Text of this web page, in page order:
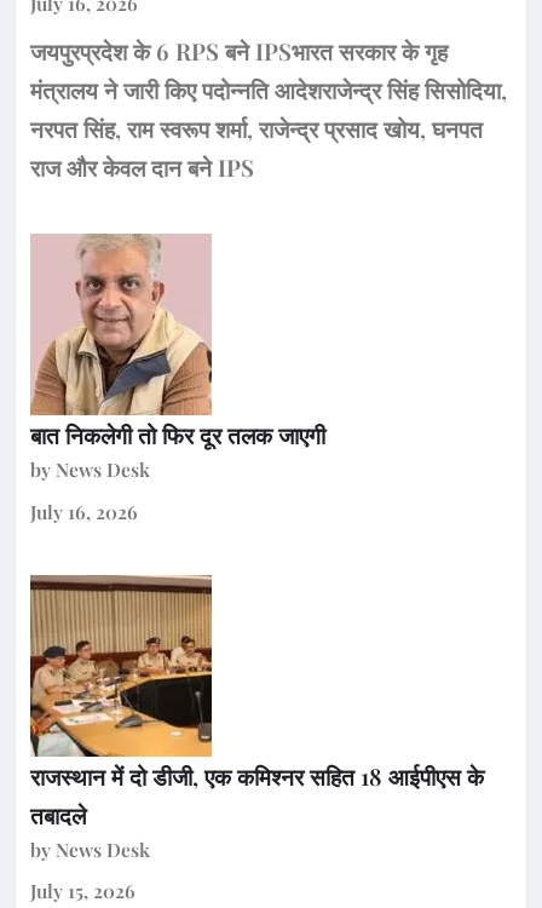
जयपुरप्रदेश के 6 RPS बने IPSभारत सरकार के गृह
मंत्रालय ने जारी किए पदोन्नति आदेशराजेन्द्र सिंह सिसोदिया,
नरपत सिंह, राम स्वरूप शर्मा, राजेन्द्र प्रसाद खोय, घनपत
राज और केवल दान बने IPS
बात निकलेगी तो फिर दूर तलक जाएगी
by News Desk
July 16, 2026
राजस्थान में दो डीजी, एक कमिश्नर सहित 18 आईपीएस के
तबादले
by News Desk
July 15, 2026